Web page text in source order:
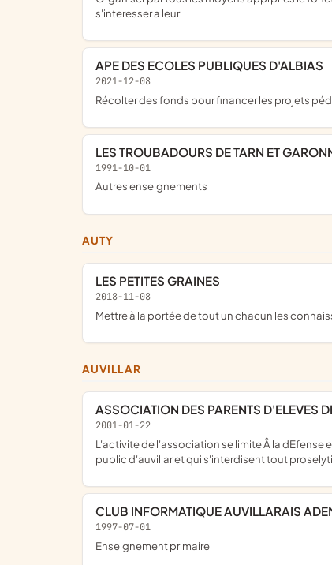
s'interesser a leur
APE DES ECOLES PUBLIQUES D'ALBIAS
2021-12-08
récolter des fonds pour financer les projets
LES TROUBADOURS DE TARN ET
1991-10-01
Autres enseignements
AUTY
LES PETITES GRAINES
2018-11-08
mettre à la portée de tout un chacun les
AUVILLAR
ASSOCIATION DES PARENTS D'ELEVES
2001-01-22
L'activite de l'association se limite Â la dEfense et Â la promotion des interets moraux et matEriels communs Â tous les parents d'eleves des etablissements d'enseignement
public d'auvillar et qui s'interdisent tout
CLUB INFORMATIQUE AUVILLARAIS
1997-07-01
Enseignement primaire